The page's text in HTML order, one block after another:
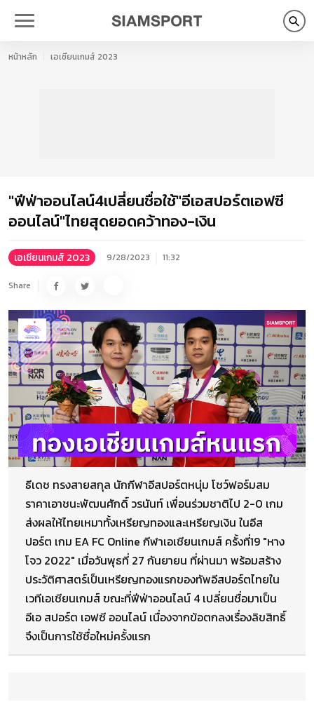
หน้าหลัก เอเชียนเกมส์ 2023
"ฟีฟ่าออนไลน์4เปลี่ยนชื่อใช้"อีเอสปอร์ตเอฟซี
ออนไลน์"ไทยสุดยอดคว้าทอง-เงิน
เอเชียนเกมส์ 2023 9/28/2023 11:32
Share
ธีเดช ทรงสายสกุล นักกีฬาอีสปอร์ตหนุ่ม โชว์ฟอร์มสม
ราคาเอาชนะพัฒนศักดิ์ วรนันท์ เพื่อนร่วมชาติไป 2-0 เกม
ส่งผลให้ไทยเหมาทั้งเหรียญทองและเหรียญเงิน ในอีส
ปอร์ต เกม EA FC Online กีฬาเอเชียนเกมส์ ครั้งที่19 "หาง
โจว 2022" เมื่อวันพุธที่ 27 กันยายน ที่ผ่านมา พร้อมสร้าง
ประวัติศาสตร์เป็นเหรียญทองแรกของทัพอีสปอร์ตไทยใน
เวทีเอเชียนเกมส์ ขณะที่ฟีฟ่าออนไลน์ 4 เปลี่ยนชื่อมาเป็น
อีเอ สปอร์ต เอฟซี ออนไลน์ เนื่องจากข้อตกลงเรื่องลิขสิทธิ์
จึงเป็นการใช้ชื่อใหม่ครั้งแรก